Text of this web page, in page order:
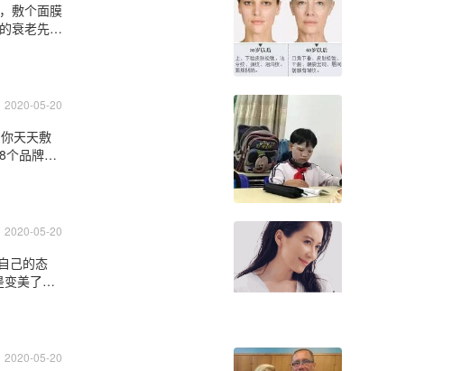
敷个面膜
衰老先从
2020-05-20
天天敷
个品牌30
2020-05-20
己的态
美了就
2020-05-20